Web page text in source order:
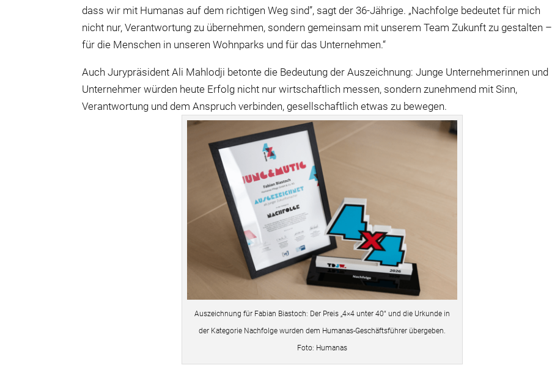
dass wir mit Humanas auf dem richtigen Weg sind”, sagt der 36-Jährige. „Nachfolge bedeutet für mich
nicht nur, Verantwortung zu übernehmen, sondern gemeinsam mit unserem Team Zukunft zu gestalten –
für die Menschen in unseren Wohnparks und für das Unternehmen.“
Auch Jurypräsident Ali Mahlodji betonte die Bedeutung der Auszeichnung: Junge Unternehmerinnen und
Unternehmer würden heute Erfolg nicht nur wirtschaftlich messen, sondern zunehmend mit Sinn,
Verantwortung und dem Anspruch verbinden, gesellschaftlich etwas zu bewegen.
Auszeichnung für Fabian Biastoch: Der Preis „4×4 unter 40“ und die Urkunde in
der Kategorie Nachfolge wurden dem Humanas-Geschäftsführer übergeben.
Foto: Humanas